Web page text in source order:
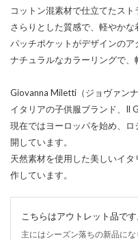
コットン混素材で仕立てたスト
さらりとした質感で、軽やかな
パッチポケットがデザインのア
ナチュラルなカラーリングで、
Giovanna Miletti（ジョヴァン
イタリアの子供服ブランド、Il
現在ではヨーロッパを始め、
開しています。
天然素材を使用した美しいイ
作しています。
こちらはアウトレット品です
主にはシーズン落ちの新品に